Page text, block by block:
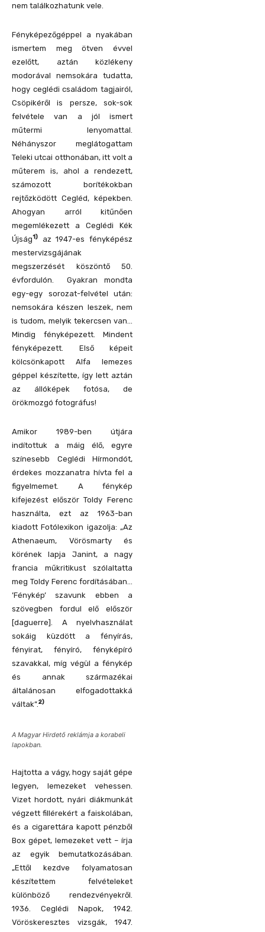
nem találkozhatunk vele.
Fényképezőgéppel a nyakában
ismertem meg ötven évvel
ezelőtt, aztán közlékeny
modorával nemsokára tudatta,
hogy ceglédi családom tagjairól,
Csöpikéről is persze, sok-sok
felvétele van a jól ismert
műtermi lenyomattal.
Néhányszor meglátogattam
Teleki utcai otthonában, itt volt a
műterem is, ahol a rendezett,
számozott borítékokban
rejtőzködött Cegléd, képekben.
Ahogyan arról kitűnően
megemlékezett a Ceglédi Kék
Újság1)
az 1947-es fényképész
mestervizsgájának
megszerzését köszöntő 50.
évfordulón. Gyakran mondta
egy-egy sorozat-felvétel után:
nemsokára készen leszek, nem
is tudom, melyik tekercsen van…
Mindig fényképezett. Mindent
fényképezett. Első képeit
kölcsönkapott Alfa lemezes
géppel készítette, így lett aztán
az állóképek fotósa, de
örökmozgó fotográfus!
Amikor 1989-ben útjára
indítottuk a máig élő, egyre
színesebb Ceglédi Hírmondót,
érdekes mozzanatra hívta fel a
figyelmemet. A fénykép
kifejezést először Toldy Ferenc
használta, ezt az 1963-ban
kiadott Fotólexikon igazolja: „Az
Athenaeum, Vörösmarty és
körének lapja Janint, a nagy
francia műkritikust szólaltatta
meg Toldy Ferenc fordításában…
’Fénykép’ szavunk ebben a
szövegben fordul elő először
[daguerre]. A nyelvhasználat
sokáig küzdött a fényírás,
fényirat, fényíró, fényképíró
szavakkal, míg végül a fénykép
és annak származékai
általánosan elfogadottakká
váltak”.2)
A Magyar Hirdető reklámja a korabeli
lapokban.
Hajtotta a vágy, hogy saját gépe
legyen, lemezeket vehessen.
Vizet hordott, nyári diákmunkát
végzett fillérekért a faiskolában,
és a cigarettára kapott pénzből
Box gépet, lemezeket vett – írja
az egyik bemutatkozásában.
„Ettől kezdve folyamatosan
készítettem felvételeket
különböző rendezvényekről.
1936. Ceglédi Napok, 1942.
Vöröskeresztes vizsgák, 1947.